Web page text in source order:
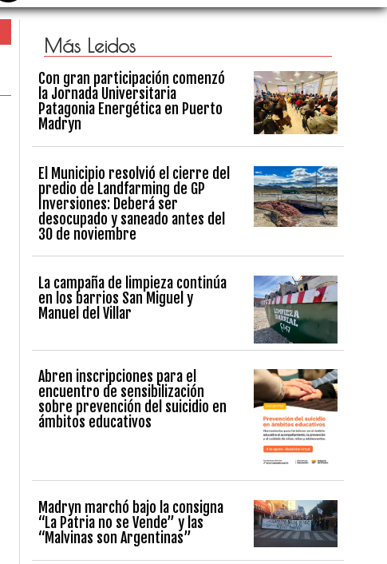
Más Leidos
Con gran participación comenzó
la Jornada Universitaria
Patagonia Energética en Puerto
Madryn
El Municipio resolvió el cierre del
predio de Landfarming de GP
Inversiones: Deberá ser
desocupado y saneado antes del
30 de noviembre
La campaña de limpieza continúa
en los barrios San Miguel y
Manuel del Villar
Abren inscripciones para el
encuentro de sensibilización
sobre prevención del suicidio en
ámbitos educativos
Madryn marchó bajo la consigna
“La Patria no se Vende” y las
“Malvinas son Argentinas”